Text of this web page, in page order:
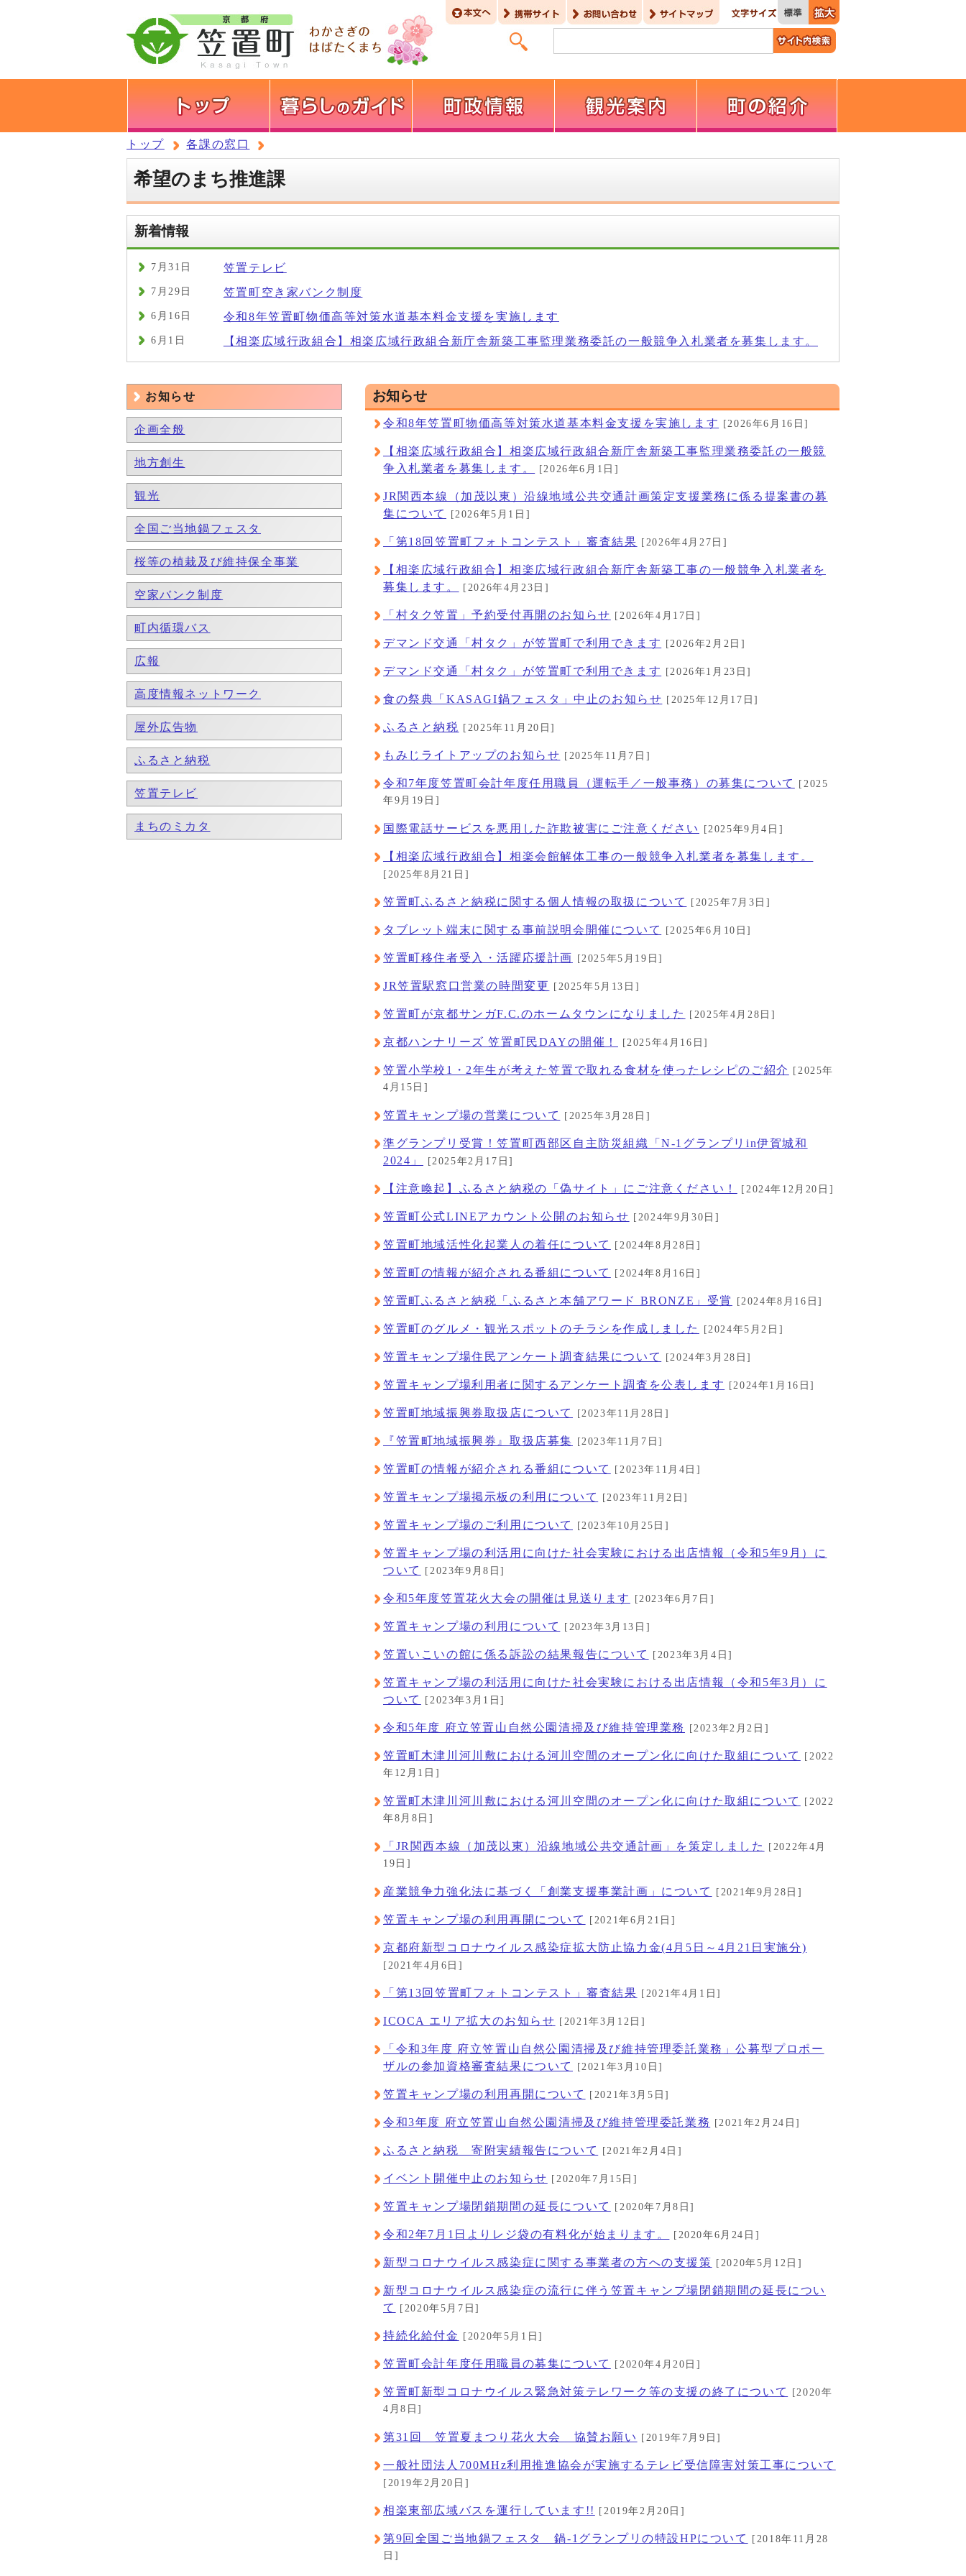
トップ 各課の窓口
希望のまち推進課
新着情報
7月31日 笠置テレビ
7月29日 笠置町空き家バンク制度
6月16日 令和8年笠置町物価高等対策水道基本料金支援を実施します
6月1日 【相楽広域行政組合】相楽広域行政組合新庁舎新築工事監理業務委託の一般競争入札業者を募集します。
お知らせ
企画全般
地方創生
観光
全国ご当地鍋フェスタ
桜等の植栽及び維持保全事業
空家バンク制度
町内循環バス
広報
高度情報ネットワーク
屋外広告物
ふるさと納税
笠置テレビ
まちのミカタ
お知らせ
令和8年笠置町物価高等対策水道基本料金支援を実施します [2026年6月16日]
【相楽広域行政組合】相楽広域行政組合新庁舎新築工事監理業務委託の一般競
争入札業者を募集します。
[2026年6月1日]
JR関西本線（加茂以東）沿線地域公共交通計画策定支援業務に係る提案書の募
集について
[2026年5月1日]
「第18回笠置町フォトコンテスト」審査結果 [2026年4月27日]
【相楽広域行政組合】相楽広域行政組合新庁舎新築工事の一般競争入札業者を
募集します。
[2026年4月23日]
「村タク笠置」予約受付再開のお知らせ [2026年4月17日]
デマンド交通「村タク」が笠置町で利用できます [2026年2月2日]
デマンド交通「村タク」が笠置町で利用できます [2026年1月23日]
食の祭典「KASAGI鍋フェスタ」中止のお知らせ [2025年12月17日]
ふるさと納税 [2025年11月20日]
もみじライトアップのお知らせ [2025年11月7日]
令和7年度笠置町会計年度任用職員（運転手／一般事務）の募集について [2025
年9月19日]
国際電話サービスを悪用した詐欺被害にご注意ください [2025年9月4日]
【相楽広域行政組合】相楽会館解体工事の一般競争入札業者を募集します。
[2025年8月21日]
笠置町ふるさと納税に関する個人情報の取扱について [2025年7月3日]
タブレット端末に関する事前説明会開催について [2025年6月10日]
笠置町移住者受入・活躍応援計画 [2025年5月19日]
JR笠置駅窓口営業の時間変更 [2025年5月13日]
笠置町が京都サンガF.C.のホームタウンになりました [2025年4月28日]
京都ハンナリーズ 笠置町民DAYの開催！ [2025年4月16日]
笠置小学校1・2年生が考えた笠置で取れる食材を使ったレシピのご紹介 [2025年
4月15日]
笠置キャンプ場の営業について [2025年3月28日]
準グランプリ受賞！笠置町西部区自主防災組織「N-1グランプリin伊賀城和
2024」
[2025年2月17日]
【注意喚起】ふるさと納税の「偽サイト」にご注意ください！ [2024年12月20日]
笠置町公式LINEアカウント公開のお知らせ [2024年9月30日]
笠置町地域活性化起業人の着任について [2024年8月28日]
笠置町の情報が紹介される番組について [2024年8月16日]
笠置町ふるさと納税「ふるさと本舗アワード BRONZE」受賞 [2024年8月16日]
笠置町のグルメ・観光スポットのチラシを作成しました [2024年5月2日]
笠置キャンプ場住民アンケート調査結果について [2024年3月28日]
笠置キャンプ場利用者に関するアンケート調査を公表します [2024年1月16日]
笠置町地域振興券取扱店について [2023年11月28日]
『笠置町地域振興券』取扱店募集 [2023年11月7日]
笠置町の情報が紹介される番組について [2023年11月4日]
笠置キャンプ場掲示板の利用について [2023年11月2日]
笠置キャンプ場のご利用について [2023年10月25日]
笠置キャンプ場の利活用に向けた社会実験における出店情報（令和5年9月）に
ついて
[2023年9月8日]
令和5年度笠置花火大会の開催は見送ります [2023年6月7日]
笠置キャンプ場の利用について [2023年3月13日]
笠置いこいの館に係る訴訟の結果報告について [2023年3月4日]
笠置キャンプ場の利活用に向けた社会実験における出店情報（令和5年3月）に
ついて
[2023年3月1日]
令和5年度 府立笠置山自然公園清掃及び維持管理業務 [2023年2月2日]
笠置町木津川河川敷における河川空間のオープン化に向けた取組について [2022
年12月1日]
笠置町木津川河川敷における河川空間のオープン化に向けた取組について [2022
年8月8日]
「JR関西本線（加茂以東）沿線地域公共交通計画」を策定しました [2022年4月
19日]
産業競争力強化法に基づく「創業支援事業計画」について [2021年9月28日]
笠置キャンプ場の利用再開について [2021年6月21日]
京都府新型コロナウイルス感染症拡大防止協力金(4月5日～4月21日実施分)
[2021年4月6日]
「第13回笠置町フォトコンテスト」審査結果 [2021年4月1日]
ICOCA エリア拡大のお知らせ [2021年3月12日]
「令和3年度 府立笠置山自然公園清掃及び維持管理委託業務」公募型プロポー
ザルの参加資格審査結果について
[2021年3月10日]
笠置キャンプ場の利用再開について [2021年3月5日]
令和3年度 府立笠置山自然公園清掃及び維持管理委託業務 [2021年2月24日]
ふるさと納税 寄附実績報告について [2021年2月4日]
イベント開催中止のお知らせ [2020年7月15日]
笠置キャンプ場閉鎖期間の延長について [2020年7月8日]
令和2年7月1日よりレジ袋の有料化が始まります。 [2020年6月24日]
新型コロナウイルス感染症に関する事業者の方への支援策 [2020年5月12日]
新型コロナウイルス感染症の流行に伴う笠置キャンプ場閉鎖期間の延長につい
て
[2020年5月7日]
持続化給付金 [2020年5月1日]
笠置町会計年度任用職員の募集について [2020年4月20日]
笠置町新型コロナウイルス緊急対策テレワーク等の支援の終了について [2020年
4月8日]
第31回 笠置夏まつり花火大会 協賛お願い [2019年7月9日]
一般社団法人700MHz利用推進協会が実施するテレビ受信障害対策工事について
[2019年2月20日]
相楽東部広域バスを運行しています!! [2019年2月20日]
第9回全国ご当地鍋フェスタ 鍋-1グランプリの特設HPについて [2018年11月28
日]